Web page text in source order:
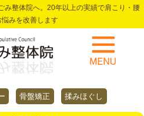
み整体院へ。20年以上の実績で肩こり・腰
みを改善します
骨盤矯正 揉みほぐし